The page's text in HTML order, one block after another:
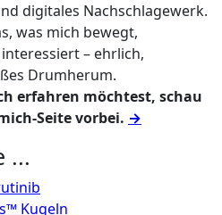
digitales Nachschlagewerk.
was mich bewegt,
– ehrlich,
Drumherum.
erfahren möchtest, schau
Seite vorbei. →
...
Kugeln